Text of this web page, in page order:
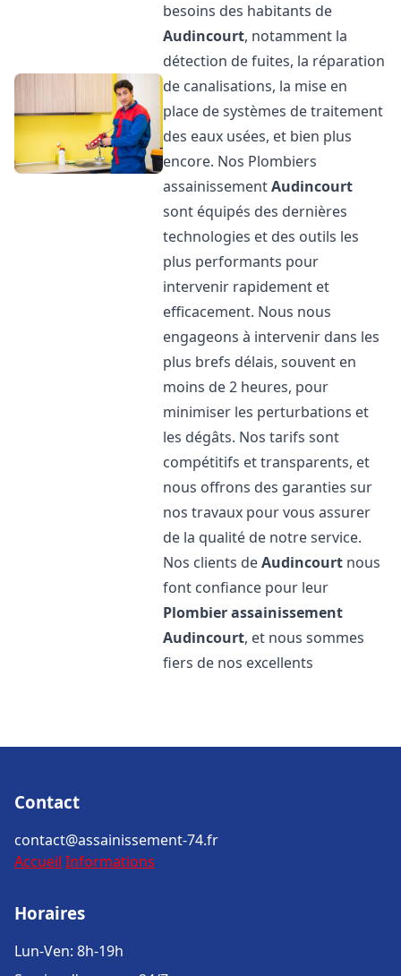
besoins des habitants de
Audincourt, notamment la
détection de fuites, la réparation
de canalisations, la mise en
place de systèmes de traitement
des eaux usées, et bien plus
encore. Nos Plombiers
assainissementAudincourt
sont équipés des dernières
technologies et des outils les
plus performants pour
intervenir rapidement et
efficacement. Nous nous
engageons à intervenir dans les
plus brefs délais, souvent en
moins de 2 heures, pour
minimiser les perturbations et
les dégâts. Nos tarifs sont
compétitifs et transparents, et
nous offrons des garanties sur
nos travaux pour vous assurer
de la qualité de notre service.
Nos clients deAudincourt nous
font confiance pour leur
Plombier assainissement
Audincourt, et nous sommes
fiers de nos excellents
Contact
contact@assainissement-74.fr
Accueil Informations
Horaires
Lun-Ven: 8h-19h